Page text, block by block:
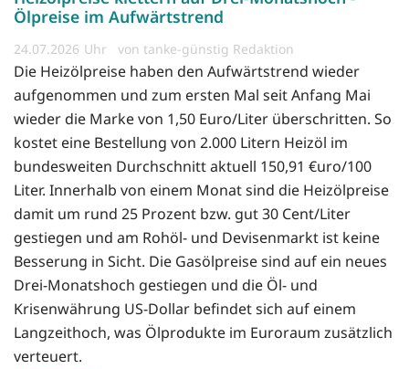
Ölpreise im Aufwärtstrend
24.07.2026 von tanke-günstig Redaktion
Die Heizölpreise haben den Aufwärtstrend wieder
aufgenommen und zum ersten Mal seit Anfang Mai
wieder die Marke von 1,50 Euro/Liter überschritten. So
kostet eine Bestellung von 2.000 Litern Heizöl im
bundesweiten Durchschnitt aktuell 150,91 €uro/100
Liter. Innerhalb von einem Monat sind die Heizölpreise
damit um rund 25 Prozent bzw. gut 30 Cent/Liter
gestiegen und am Rohöl- und Devisenmarkt ist keine
Besserung in Sicht. Die Gasölpreise sind auf ein neues
Drei-Monatshoch gestiegen und die Öl- und
Krisenwährung US-Dollar befindet sich auf einem
Langzeithoch, was Ölprodukte im Euroraum zusätzlich
verteuert.